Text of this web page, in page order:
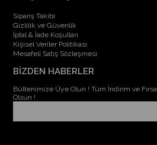
Sipariş Takibi
Gizlilik ve Güvenlik
İptal & İade Koşulları
Kişisel Veriler Politikası
Mesafeli Satış Sözleşmesi
BİZDEN HABERLER
Bültenimize Üye Olun ! Tüm İndirim ve
Olsun !